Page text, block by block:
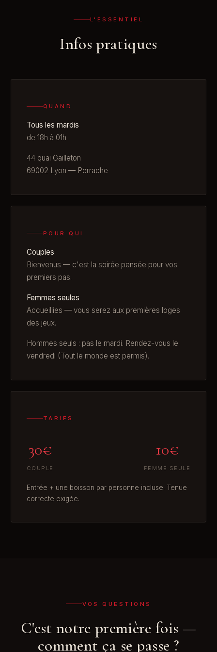
L'ESSENTIEL
Infos pratiques
QUAND
Tous les mardis
de 18h à 01h
44 quai Gailleton
69002 Lyon — Perrache
POUR QUI
Couples
Bienvenus — c'est la soirée pensée pour vos
premiers pas.
Femmes seules
Accueillies — vous serez aux premières loges
des jeux.
Hommes seuls : pas le mardi. Rendez-vous le
vendredi (Tout le monde est permis).
TARIFS
30€
COUPLE
10€
FEMME SEULE
Entrée + une boisson par personne incluse. Tenue
correcte exigée.
VOS QUESTIONS
C'est notre première fois —
comment ça se passe ?